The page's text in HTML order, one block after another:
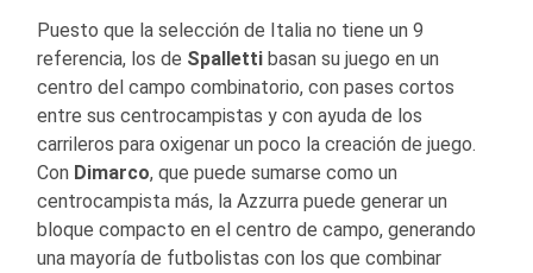
Puesto que la selección de Italia no tiene un 9
referencia, los de Spalletti basan su juego en un
centro del campo combinatorio, con pases cortos
entre sus centrocampistas y con ayuda de los
carrileros para oxigenar un poco la creación de juego.
Con Dimarco, que puede sumarse como un
centrocampista más, la Azzurra puede generar un
bloque compacto en el centro de campo, generando
una mayoría de futbolistas con los que combinar